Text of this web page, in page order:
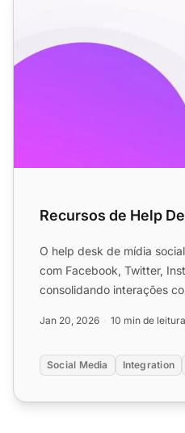
Recursos de Help
O help desk de mídia
com Facebook, Twitter,
consolidando interações
Jan 20, 2026 10 min de leitura
Social Media Integration